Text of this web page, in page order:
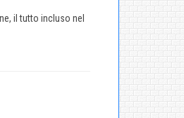
il tutto incluso nel